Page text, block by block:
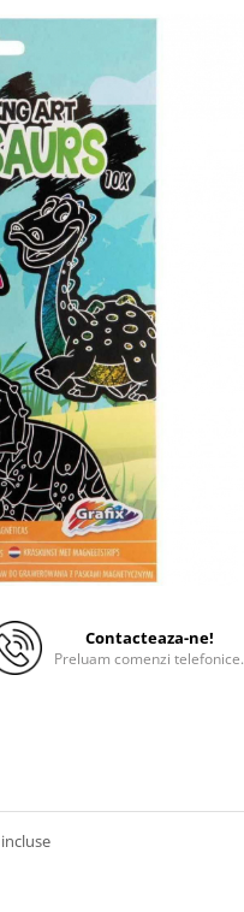
Contacteaza-ne!
Preluam comenzi telefonice.